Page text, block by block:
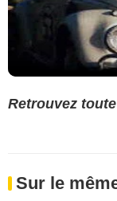
Retrouvez
Sur le